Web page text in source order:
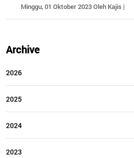
Minggu, 01 Oktober 2023 Oleh Kajis |
Archive
2026
2025
2024
2023